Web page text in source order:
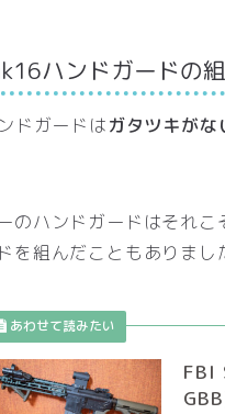
ハンドガードの
ドガードはガタツキが
のハンドガードはそれこ
を組んだこともありまし
FBI